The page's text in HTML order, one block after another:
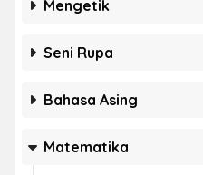
Mengetik
Seni Rupa
Bahasa Asing
Matematika